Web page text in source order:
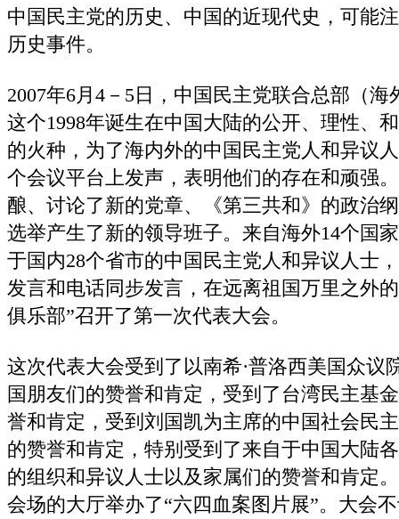
中国民主党的历史、中国的近现代史，可能
历史事件。
2007年6月4－5日，中国民主党联合总部（
这个1998年诞生在中国大陆的公开、理性、
的火种，为了海内外的中国民主党人和异议
个会议平台上发声，表明他们的存在和顽强
酿、讨论了新的党章、《第三共和》的政治
选举产生了新的领导班子。来自海外14个国
于国内28个省市的中国民主党人和异议人士
发言和电话同步发言，在远离祖国万里之外
俱乐部”召开了第一次代表大会。
这次代表大会受到了以南希·普洛西美国众议
国朋友们的赞誉和肯定，受到了台湾民主基
誉和肯定，受到刘国凯为主席的中国社会民
的赞誉和肯定，特别受到了来自于中国大陆
的组织和异议人士以及家属们的赞誉和肯定
会场的大厅举办了“六四血案图片展”。大会